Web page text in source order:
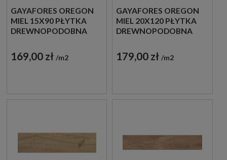
GAYAFORES OREGON
MIEL 15X90 PŁYTKA
DREWNOPODOBNA
169,00 zł m2
GAYAFORES OREGON
MIEL 20X120 PŁYTKA
DREWNOPODOBNA
179,00 zł m2